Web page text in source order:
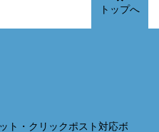
トップへ
ト・クリックポスト対応ボ